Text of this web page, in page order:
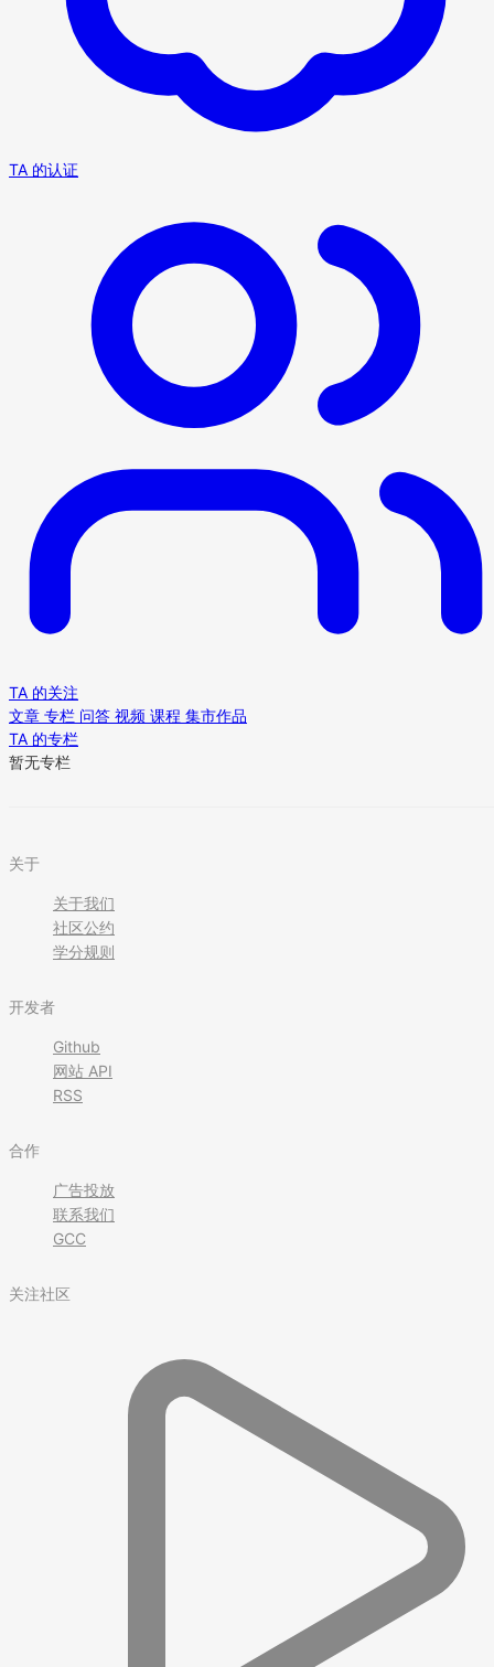
TA 的认证
TA 的关注
文章 专栏 问答 视频 课程 集市作品
TA 的专栏
暂无专栏
关于
关于我们
社区公约
学分规则
开发者
Github
网站 API
RSS
合作
广告投放
联系我们
GCC
关注社区